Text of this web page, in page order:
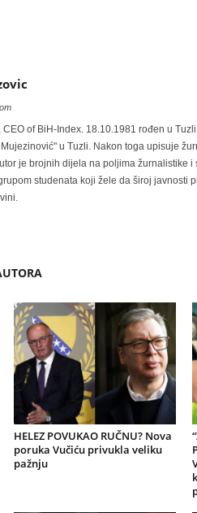
CEO of BiH-Index. 18.10.1981 rođen u
u Tuzli. Nakon toga upisuje
je brojnih dijela na poljima žurnalistike
studenata koji žele da široj javnosti
HELEZ POVUKAO RUČNU? Nova
poruka Vučiću privukla veliku
pažnju